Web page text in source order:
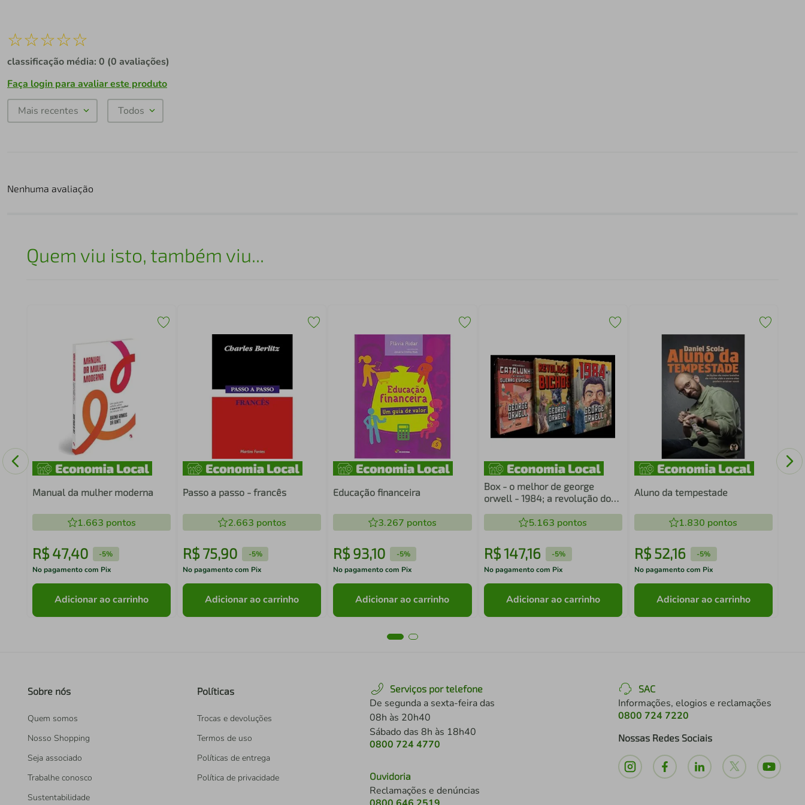
☆☆☆☆☆
classificação média: 0 (0 avaliações)
Faça login para avaliar este produto
Mais recentes Todos
Nenhuma avaliação
Quem viu isto, também viu...
Manual da mulher moderna
1.663 pontos
R$ 47,40 -5%
No pagamento com Pix
Adicionar ao carrinho
Passo a passo - francês
2.663 pontos
R$ 75,90 -5%
No pagamento com Pix
Adicionar ao carrinho
Educação financeira
3.267 pontos
R$93,10 -5%
No pagamento com Pix
Adicionar ao carrinho
Box - o melhor de george
orwell - 1984; a revolução dos
catalunha e guerra espanhola
5.163 pontos
R$147,16 -5%
No pagamento com Pix
Adicionar ao carrinho
Aluno da tempestade
1.830 pontos
R$ 52,16 -5%
No pagamento com Pix
Adicionar ao carrinho
Sobre nós
Quem somos
Nosso Shopping
Seja associado
Trabalhe conosco
Sustentabilidade
Políticas
Trocas e devoluções
Termos de uso
Políticas de entrega
Política de privacidade
Serviços por telefone
De segunda a sexta-feira das
08h às 20h40
Sábado das 8h às 18h40
0800 724 4770
Ouvidoria
Reclamações e denúncias
SAC
Informações, elogios e reclamações
0800 724 7220
Nossas Redes Sociais